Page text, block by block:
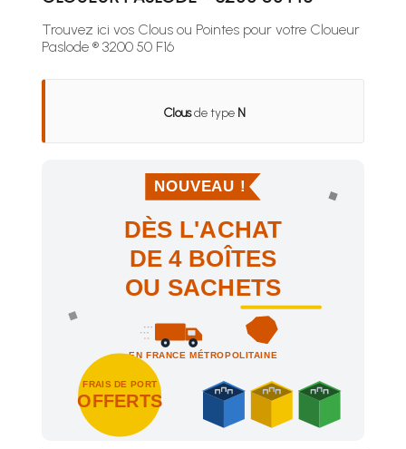
Trouvez ici vos Clous ou Pointes pour votre Cloueur
Paslode ® 3200 50 F16
Clousde type N
NOUVEAU !
DÈS L'ACHAT
DE 4 BOÎTES
OU SACHETS
EN FRANCE MÉTROPOLITAINE
FRAIS DE PORT
OFFERTS